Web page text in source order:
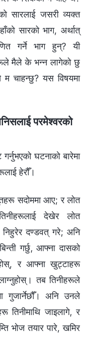
सारलाई जसरी व्यक्त
सारको भाग, अर्थात्
गर्ने भाग हुन्? यी
मैले के भन्‍न लागेको छु
चाहन्छु? यस विषयमा
परमेश्‍वरको
घटनाको बारेमा
हेरौँ।
सदोममा आए; र लोत
देखेर लोत
दण्डवत् गरे; अनि
गर्छु, आफ्ना दासको
र आफ्ना खुट्टाहरू
तब तिनीहरूले
गुजार्नेछौँ। अनि उनले
तिनीमाथि जाइलागे, र
भोज तयार पारे, खमिर